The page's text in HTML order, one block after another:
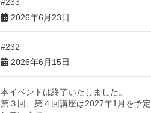
2026年6月23日
#232
2026年6月15日
本イベントは終了いたしました。
第３回、第４回講座は2027年1月を予定